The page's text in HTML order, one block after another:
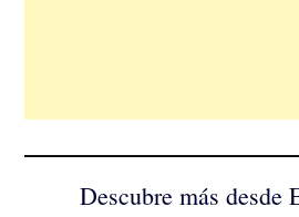
Descubre más desde